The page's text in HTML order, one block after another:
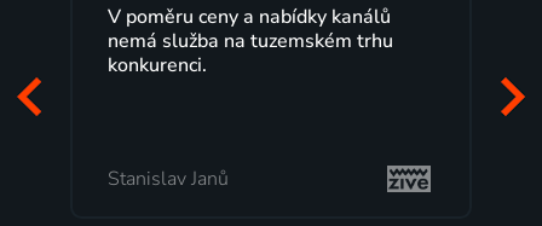
V poměru ceny a nabídky kanálů
nemá služba na tuzemském trhu
konkurenci.
Stanislav Janů